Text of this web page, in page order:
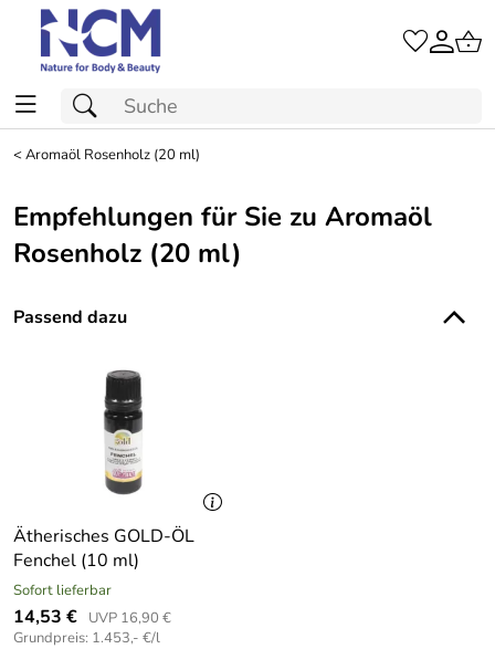
<Aromaöl Rosenholz (20 ml)
Empfehlungen für Sie zu Aromaöl
Rosenholz (20 ml)
Passend dazu
Ätherisches GOLD-ÖL
Fenchel (10 ml)
Sofort lieferbar
14,53 €
UVP 16,90 €
Grundpreis: 1.453,- €/l